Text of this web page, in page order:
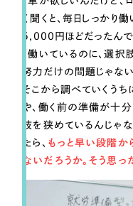
く聞くと、毎日しっかり
5,000円ほどだったんで
「働いているのに、選択
努力だけの問題じゃない
そこから調べていくう
や、働く前の準備が十
肢を狭めているんじゃ
たら、 もっと早い段階か
ないだろうか。そう思